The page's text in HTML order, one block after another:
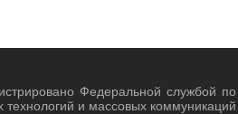
Федеральной службой по
и массовых коммуникаций